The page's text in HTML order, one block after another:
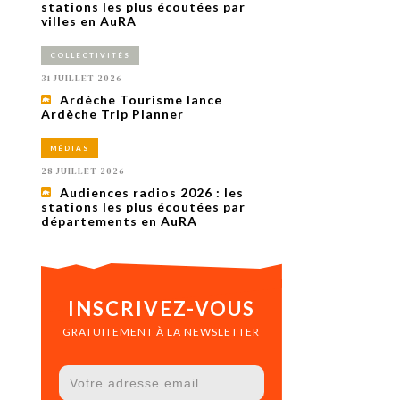
de
sur
1 AN
stations les plus écoutées par
villes en AuRA
COLLECTIVITÉS
31 JUILLET 2026
Ardèche Tourisme lance
Ardèche Trip Planner
MÉDIAS
28 JUILLET 2026
Audiences radios 2026 : les
stations les plus écoutées par
départements en AuRA
INSCRIVEZ-VOUS
GRATUITEMENT À LA NEWSLETTER